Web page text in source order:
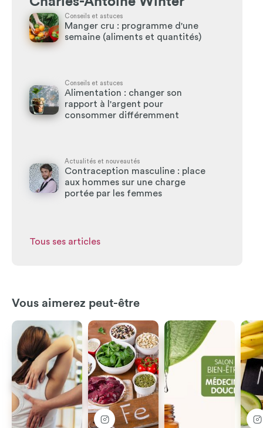
Conseils et astuces
Manger cru : programme d'une
semaine (aliments et quantités)
Conseils et astuces
Alimentation : changer son
rapport à l'argent pour
consommer différemment
Actualités et nouveautés
Contraception masculine : place
aux hommes sur une charge
portée par les femmes
Tous ses articles
Vous aimerez peut-être